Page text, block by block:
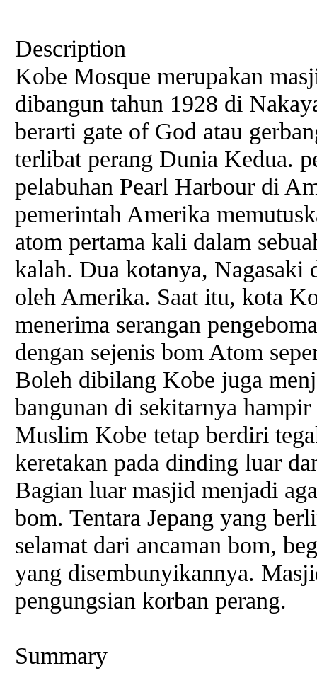
Description
Kobe Mosque merupakan
dibangun tahun 1928 di
berarti gate of God atau
terlibat perang Dunia Kedua.
pelabuhan Pearl Harbour di
pemerintah Amerika
atom pertama kali dalam
kalah. Dua kotanya,
oleh Amerika. Saat itu, kota
menerima serangan
dengan sejenis bom Atom
Boleh dibilang Kobe juga
bangunan di sekitarnya
Muslim Kobe tetap berdiri
keretakan pada dinding luar
Bagian luar masjid menjadi
bom. Tentara Jepang yang
selamat dari ancaman bom,
yang disembunyikannya.
pengungsian korban perang.
Summary